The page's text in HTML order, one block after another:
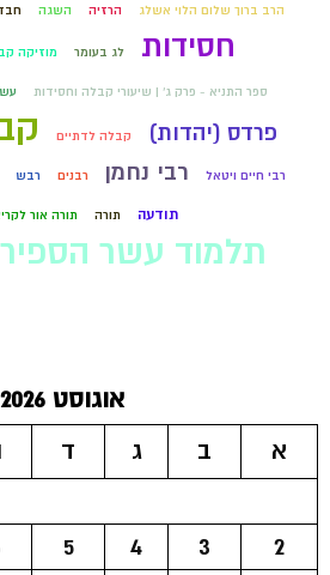
הרב ברוך שלום הלוי אשלג הרזיה השגה
חסידות לג בעומר מוזיקה
ספר התניא - פרק ג' | שיעורי קבלה וחסידות
פרדס (יהדות) קבלה לדתיים
רבי חיים ויטאל רבי נחמן רבנים רבש
תודעה תורה תורה אור
תלמוד עשר
אוגוסט 2026
א
ב ג ד
2
3
4
5